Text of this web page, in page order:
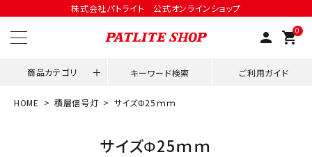
株式会社パトライト 公式オンラインショップ
person 0
shopping_cart
商品カテゴリ キーワード検索 ご利用ガイド
HOME 積層信号灯 サイズΦ25ｍｍ
サイズΦ25ｍｍ